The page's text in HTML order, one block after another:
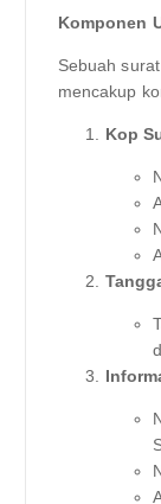
Komponen
Sebuah
mencakup
Kop